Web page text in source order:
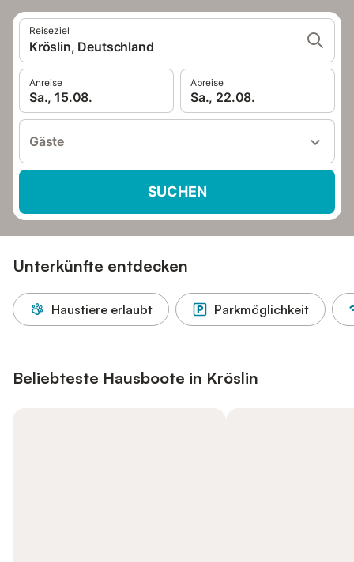
Reiseziel
Kröslin, Deutschland
Anreise
Sa., 15.08.
Abreise
Sa., 22.08.
Gäste
SUCHEN
Unterkünfte entdecken
Haustiere erlaubt Parkmöglichkeit
Beliebteste Hausboote in Kröslin